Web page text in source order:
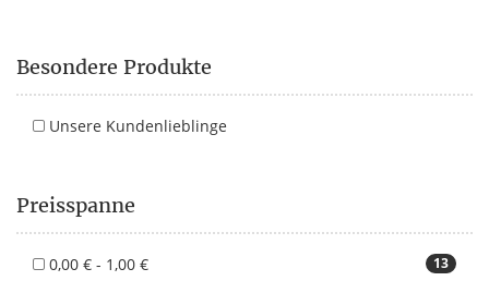
Besondere Produkte
Unsere Kundenlieblinge
Preisspanne
13
0,00 € - 1,00 €